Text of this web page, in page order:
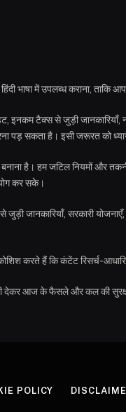
हिंदी भाषा में उपलब्ध कराना,
टैक्स से जुड़ी जानकारियाँ,
पड़ सकता है। इसी जरूरत को
है। हम जटिल नियमों और
कर सके।
जानकारियाँ, सरकारी
करते हैं कि कंटेंट रिसर्च-
देकर आज के फैसले और कल की
POLICY